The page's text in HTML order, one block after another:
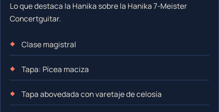
Lo que destaca la Hanika sobre la Hanika 7-Meister
Concertguitar.
Clase magistral
Tapa: Pícea maciza
Tapa abovedada con varetaje de celosía